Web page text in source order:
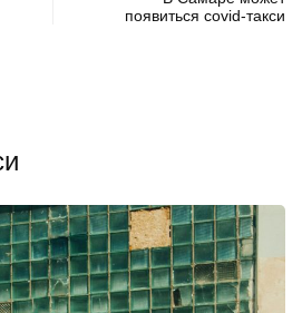
появиться covid-такси